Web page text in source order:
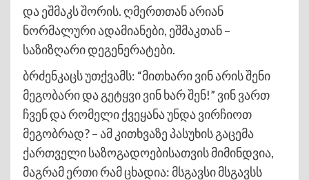
და ეშმაკს შორის. ღმერთთან არიან
ნორმალური ადამიანები, ეშმაკთან –
საზიზღარი დეგენერატები.
ბრძენკაცს უთქვამს: “მითხარი ვინ არის შენი
მეგობარი და გეტყვი ვინ ხარ შენ!” ვინ ვართ
ჩვენ და რომელი ქვეყანა უნდა ვირჩიოთ
მეგობრად? – ამ კითხვაზე პასუხის გაცემა
ქართველი საზოგადოებისათვის მიმინდვია,
მაგრამ ერთი რამ ცხადია: მსგავსი მსგავსს